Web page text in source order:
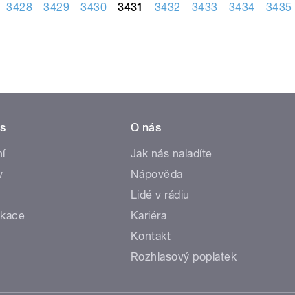
3428 3429 3430 3431 3432 3433 3434 3435
O nás
Jak nás naladíte
Nápověda
Lidé v rádiu
Kariéra
Kontakt
Rozhlasový poplatek